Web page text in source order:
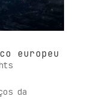
europeu
da